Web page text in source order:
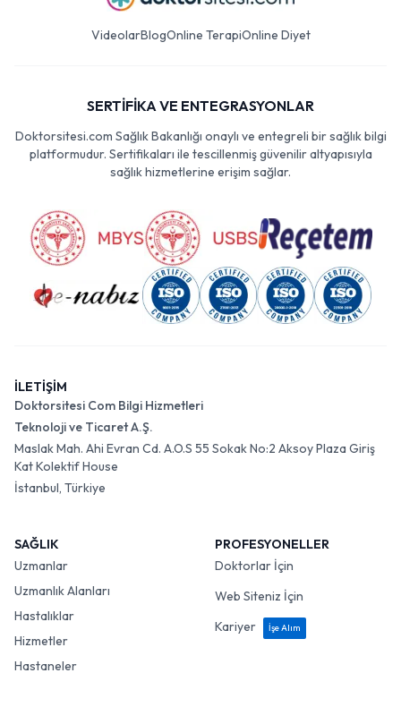
VideolarBlogOnline TerapiOnline Diyet
SERTİFİKA VE ENTEGRASYONLAR
Doktorsitesi.com Sağlık Bakanlığı onaylı ve entegreli bir sağlık bilgi
platformudur. Sertifikaları ile tescillenmiş güvenilir altyapısıyla
sağlık hizmetlerine erişim sağlar.
İLETİŞİM
Doktorsitesi Com Bilgi Hizmetleri
Teknoloji ve Ticaret A.Ş.
Maslak Mah. Ahi Evran Cd. A.O.S 55 Sokak No:2 Aksoy Plaza Giriş
Kat Kolektif House
İstanbul, Türkiye
SAĞLIK
Uzmanlar
Uzmanlık Alanları
Hastalıklar
Hizmetler
Hastaneler
PROFESYONELLER
Doktorlar İçin
Web Siteniz İçin
Kariyer
İşe Alım